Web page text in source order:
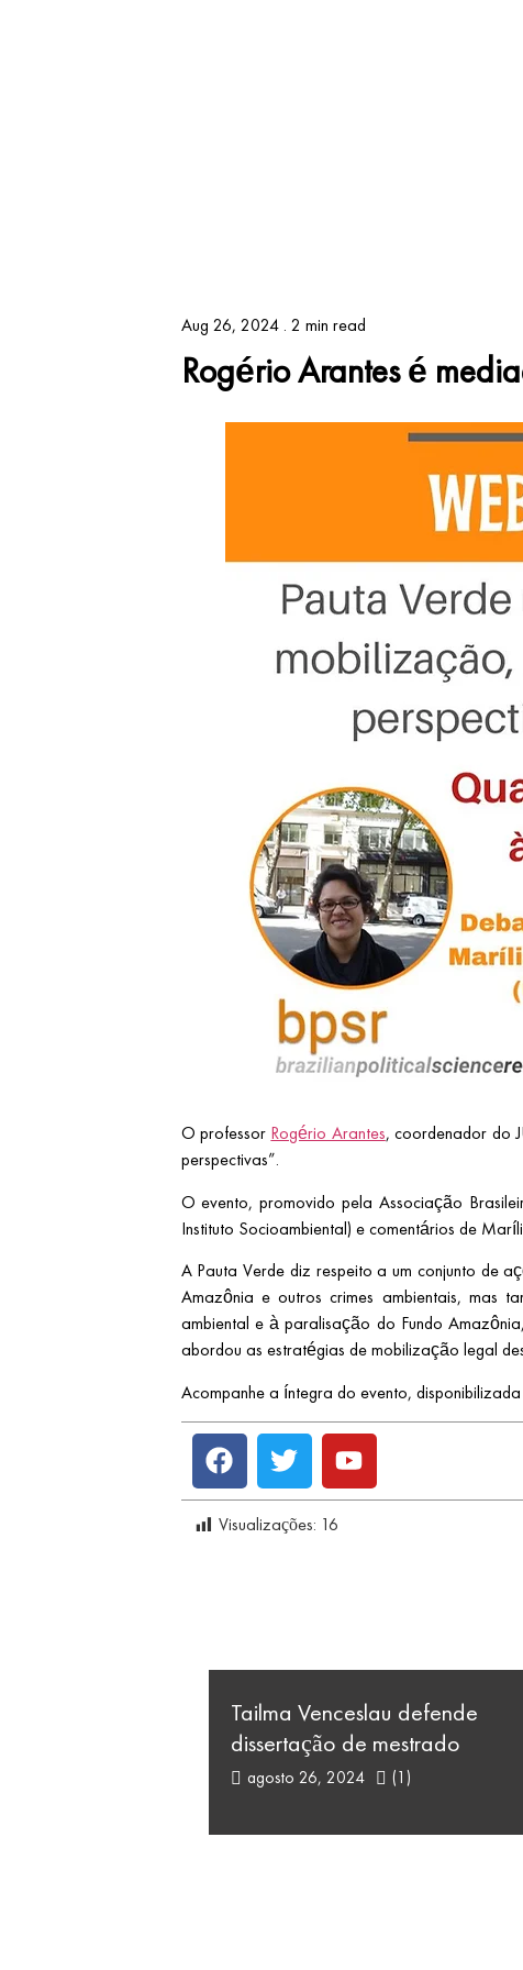
Aug 26, 2024 . 2 min read
Rogério Arantes é
O professor Rogério Arantes, coordenador do
perspectivas”.
O evento, promovido pela Associação
Instituto Socioambiental) e comentários de
A Pauta Verde diz respeito a um conjunto de
Amazônia e outros crimes ambientais, mas
ambiental e à paralisação do Fundo
abordou as estratégias de mobilização legal
Acompanhe a íntegra do evento,
Visualizações: 16
Tailma Venceslau defende
dissertação de mestrado
agosto 26, 2024 (1)